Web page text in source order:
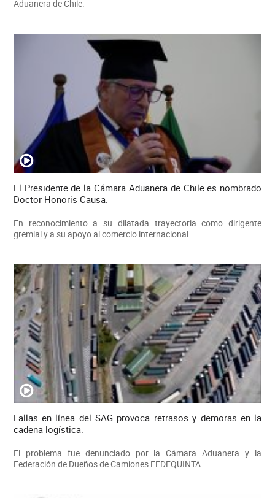
Aduanera de Chile.
El Presidente de la Cámara Aduanera de Chile es nombrado
Doctor Honoris Causa.
En reconocimiento a su dilatada trayectoria como dirigente
gremial y a su apoyo al comercio internacional.
Fallas en línea del SAG provoca retrasos y demoras en la
cadena logística.
El problema fue denunciado por la Cámara Aduanera y la
Federación de Dueños de Camiones FEDEQUINTA.